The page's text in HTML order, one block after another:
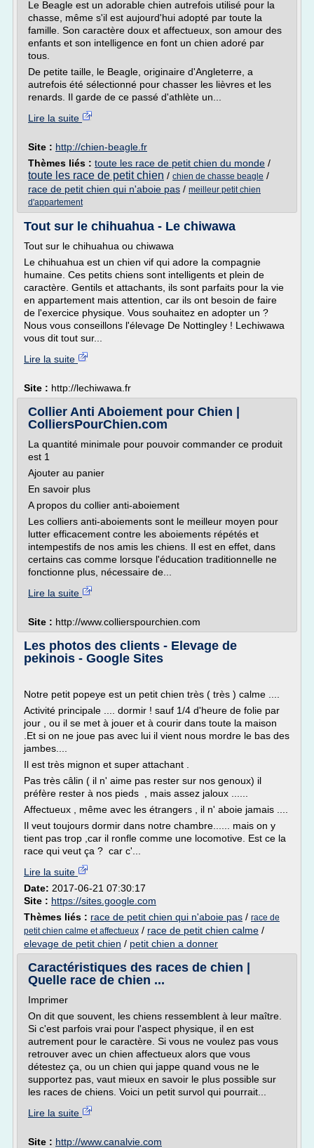
Le Beagle est un adorable chien autrefois utilisé pour la
chasse, même s'il est aujourd'hui adopté par toute la
famille. Son caractère doux et affectueux, son amour des
enfants et son intelligence en font un chien adoré par
tous.
De petite taille, le Beagle, originaire d'Angleterre, a
autrefois été sélectionné pour chasser les lièvres et les
renards. Il garde de ce passé d'athlète un...
Lire la suite
Site : http://chien-beagle.fr
Thèmes liés : toute les race de petit chien du monde /
toute les race de petit chien / chien de chasse beagle /
race de petit chien qui n'aboie pas / meilleur petit chien
d'appartement
Tout sur le chihuahua - Le chiwawa
Tout sur le chihuahua ou chiwawa
Le chihuahua est un chien vif qui adore la compagnie
humaine. Ces petits chiens sont intelligents et plein de
caractère. Gentils et attachants, ils sont parfaits pour la vie
en appartement mais attention, car ils ont besoin de faire
de l'exercice physique. Vous souhaitez en adopter un ?
Nous vous conseillons l'élevage De Nottingley ! Lechiwawa
vous dit tout sur...
Lire la suite
Site : http://lechiwawa.fr
Collier Anti Aboiement pour Chien |
ColliersPourChien.com
La quantité minimale pour pouvoir commander ce produit
est 1
Ajouter au panier
En savoir plus
A propos du collier anti-aboiement
Les colliers anti-aboiements sont le meilleur moyen pour
lutter efficacement contre les aboiements répétés et
intempestifs de nos amis les chiens. Il est en effet, dans
certains cas comme lorsque l'éducation traditionnelle ne
fonctionne plus, nécessaire de...
Lire la suite
Site : http://www.collierspourchien.com
Les photos des clients - Elevage de
pekinois - Google Sites
Notre petit popeye est un petit chien très ( très ) calme ....
Activité principale .... dormir ! sauf 1/4 d'heure de folie par
jour , ou il se met à jouer et à courir dans toute la maison
.Et si on ne joue pas avec lui il vient nous mordre le bas des
jambes....
Il est très mignon et super attachant .
Pas très câlin ( il n' aime pas rester sur nos genoux) il
préfère rester à nos pieds , mais assez jaloux ......
Affectueux , même avec les étrangers , il n' aboie jamais ....
Il veut toujours dormir dans notre chambre...... mais on y
tient pas trop ,car il ronfle comme une locomotive. Est ce la
race qui veut ça ? car c'...
Lire la suite
Date: 2017-06-21 07:30:17
Site : https://sites.google.com
Thèmes liés : race de petit chien qui n'aboie pas / race de
petit chien calme et affectueux / race de petit chien calme /
elevage de petit chien / petit chien a donner
Caractéristiques des races de chien |
Quelle race de chien ...
Imprimer
On dit que souvent, les chiens ressemblent à leur maître.
Si c'est parfois vrai pour l'aspect physique, il en est
autrement pour le caractère. Si vous ne voulez pas vous
retrouver avec un chien affectueux alors que vous
détestez ça, ou un chien qui jappe quand vous ne le
supportez pas, vaut mieux en savoir le plus possible sur
les races de chiens. Voici un petit survol qui pourrait...
Lire la suite
Site : http://www.canalvie.com